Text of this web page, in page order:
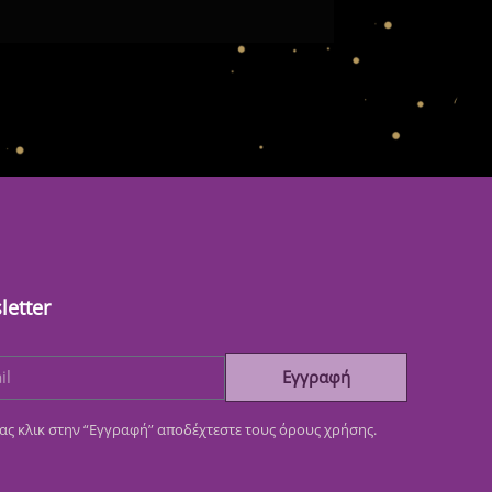
Εγγραφή
κλικ στην “Εγγραφή” αποδέχτεστε τους όρους χρήσης.